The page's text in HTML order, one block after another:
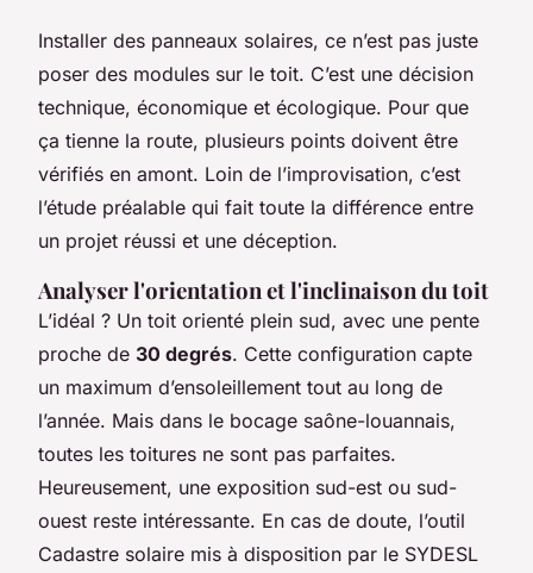
Installer des panneaux solaires, ce n’est pas juste
poser des modules sur le toit. C’est une décision
technique, économique et écologique. Pour que
ça tienne la route, plusieurs points doivent être
vérifiés en amont. Loin de l’improvisation, c’est
l’étude préalable qui fait toute la différence entre
un projet réussi et une déception.
Analyser l'orientation et l'inclinaison du toit
L’idéal ? Un toit orienté plein sud, avec une pente
proche de 30 degrés. Cette configuration capte
un maximum d’ensoleillement tout au long de
l’année. Mais dans le bocage saône-louannais,
toutes les toitures ne sont pas parfaites.
Heureusement, une exposition sud-est ou sud-
ouest reste intéressante. En cas de doute, l’outil
Cadastre solaire mis à disposition par le SYDESL